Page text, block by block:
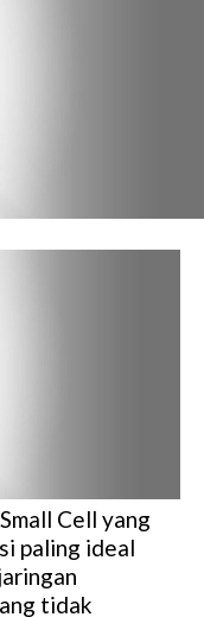
Cell yang
paling ideal
tidak